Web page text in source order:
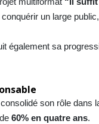
un large
également sa
son rôle dans
60% en quatre ans.